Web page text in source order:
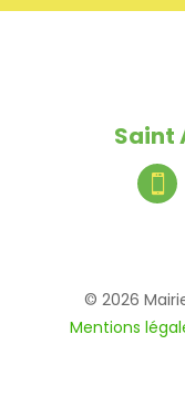
Saint

© 2026
Mentions